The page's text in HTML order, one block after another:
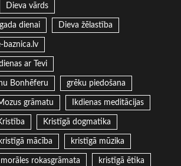
Dieva vārds
dienai Dieva žēlastība
baznica.lv
ar Tevi
Bonhēferu grēku piedošana
grāmatu Ikdienas meditācijas
Kristīgā dogmatika
kristīgā mācība kristīgā mūzika
rokasgrāmata kristīgā ētika